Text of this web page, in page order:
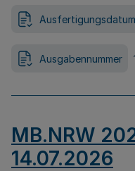
Ausfertigungsdatum
Ausgabennummer
MB.NRW
14.07.2026